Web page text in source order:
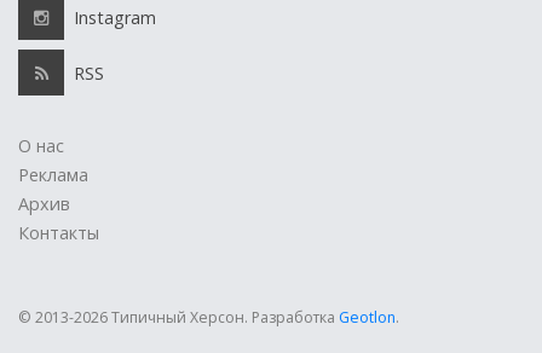
Instagram
RSS
О нас
Реклама
Архив
Контакты
© 2013-2026 Типичный Херсон. Разработка Geotlon.